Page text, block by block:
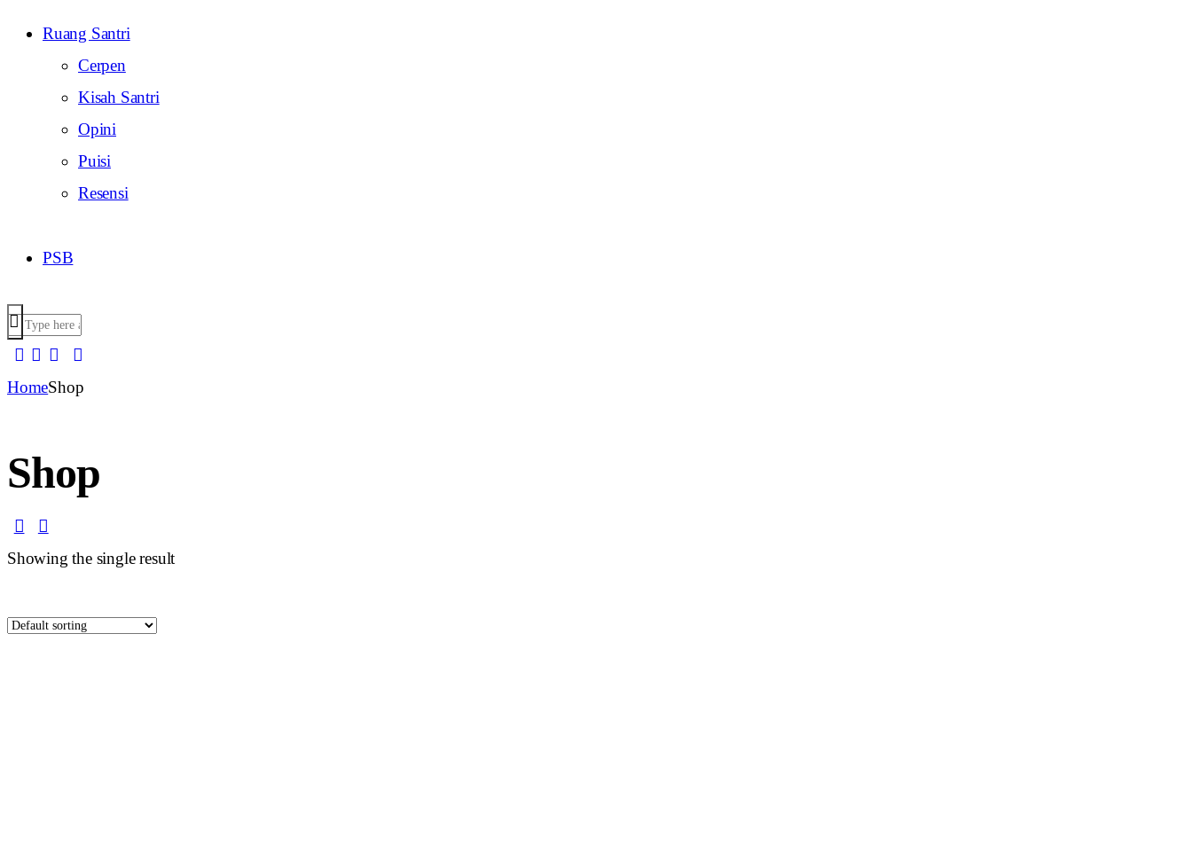
Ruang Santri
Cerpen
Kisah Santri
Opini
Puisi
Resensi
PSB
HomeShop
Shop
Showing the single result